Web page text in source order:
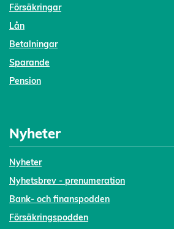
Försäkringar
Lån
Betalningar
Sparande
Pension
Nyheter
Nyheter
Nyhetsbrev - prenumeration
Bank- och finanspodden
Försäkringspodden